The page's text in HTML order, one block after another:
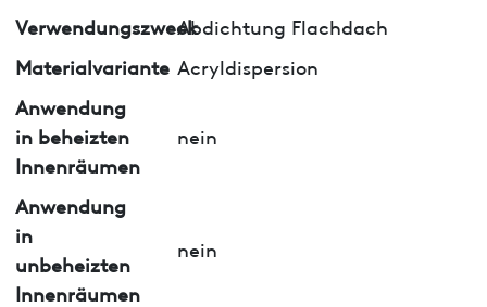
VerwendungszweckAbdichtung Flachdach
Materialvariante Acryldispersion
Anwendung
in beheizten
Innenräumen
nein
Anwendung
in
unbeheizten
Innenräumen
nein